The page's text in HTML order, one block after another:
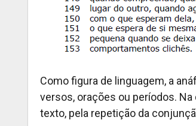
Como figura de linguagem, a
versos, orações ou períodos.
texto, pela repetição da